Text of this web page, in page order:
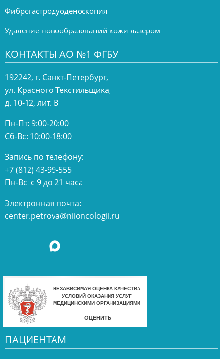
Фиброгастродуоденоскопия
Удаление новообразований кожи лазером
КОНТАКТЫ АО №1 ФГБУ
192242, г. Санкт-Петербург,
ул. Красного Текстильщика,
д. 10-12, лит. В
Пн-Пт: 9:00-20:00
Сб-Вс: 10:00-18:00
Запись по телефону:
+7 (812) 43-99-555
Пн-Вс: с 9 до 21 часа
Электронная почта:
center.petrova@niioncologii.ru
ПАЦИЕНТАМ